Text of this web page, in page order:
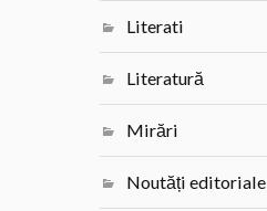
Literati
Literatură
Mirări
Noutăți editoriale